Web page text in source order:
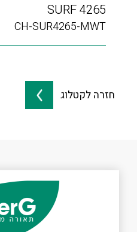
SURF 4265
CH-SUR4265-MWT
חזרה לקטלוג